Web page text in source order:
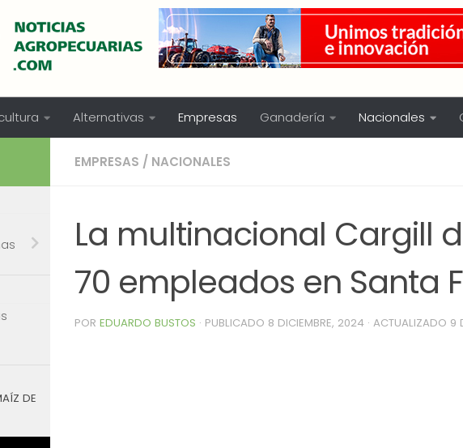
Alternativas Empresas Ganadería Nacionales
EMPRESAS / NACIONALES
La multinacional Cargill
70 empleados en Santa
POR EDUARDO BUSTOS · PUBLICADO 8 DICIEMBRE, 2024 · ACTUALIZADO 9
DE